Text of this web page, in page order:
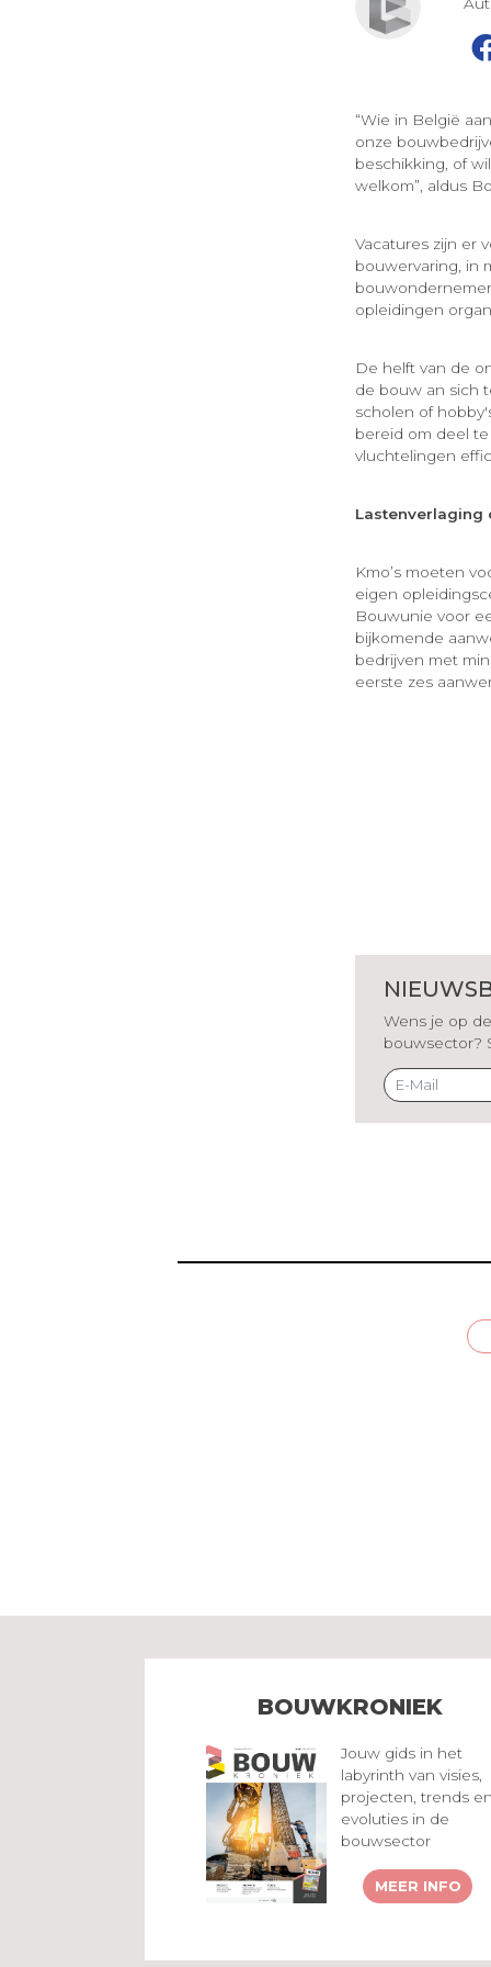
“Wie in België
onze
beschikking, of
welkom”, aldus
Vacatures zijn er
bouwervaring, in
opleidingen
De helft van de
de bouw an sich
scholen of
bereid om deel
vluchtelingen
Lastenverlaging
Kmo’s moeten
eigen
Bouwunie voor
bijkomende
bedrijven met
eerste zes
Wens je op
bouwsector?
BOUWKRONIEK
Jouw gids in het
labyrinth van visies,
projecten, trends
evoluties in de
bouwsector
MEER INFO